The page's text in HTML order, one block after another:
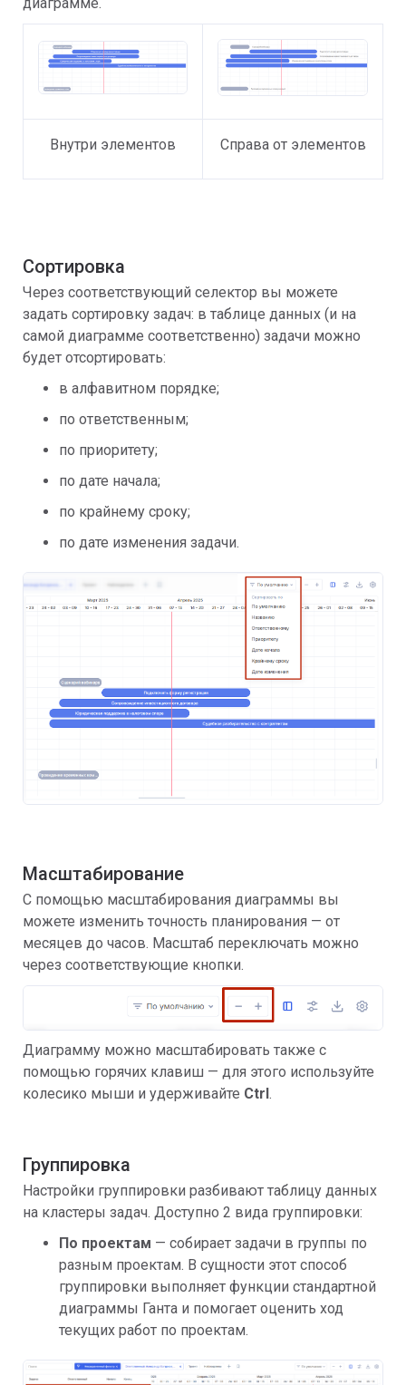
Внутри элементов Справа от элементов
Сортировка
Через соответствующий селектор вы можете
задать сортировку задач: в таблице данных (и на
самой диаграмме соответственно) задачи можно
будет отсортировать:
в алфавитном порядке;
по ответственным;
по приоритету;
по дате начала;
по крайнему сроку;
по дате изменения задачи.
Масштабирование
С помощью масштабирования диаграммы вы
можете изменить точность планирования — от
месяцев до часов. Масштаб переключать можно
через соответствующие кнопки.
Диаграмму можно масштабировать также с
помощью горячих клавиш — для этого используйте
колесико мыши и удерживайте Ctrl.
Группировка
Настройки группировки разбивают таблицу данных
на кластеры задач. Доступно 2 вида группировки:
По проектам — собирает задачи в группы по
разным проектам. В сущности этот способ
группировки выполняет функции стандартной
диаграммы Ганта и помогает оценить ход
текущих работ по проектам.